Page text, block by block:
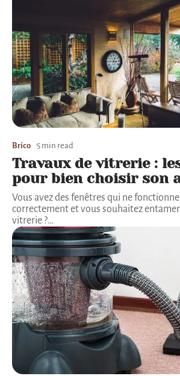
Brico 5 min read
Travaux de vitrerie :
pour bien choisir son
Vous avez des fenêtres qui ne
correctement et vous souhaitez
vitrerie ?…